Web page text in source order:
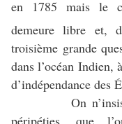
en 1785 mais le
demeure libre et,
troisième grande
dans l’océan Indien,
d’indépendance des
On n’insistera
péripéties, que